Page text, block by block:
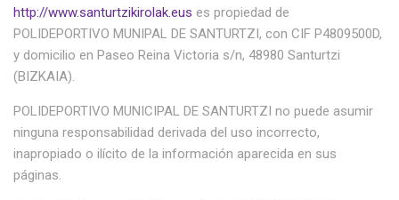
http://www.santurtzikirolak.eus es propiedad de
POLIDEPORTIVO MUNIPAL DE SANTURTZI, con CIF P4809500D,
y domicilio en Paseo Reina Victoria s/n, 48980 Santurtzi
(BIZKAIA).
POLIDEPORTIVO MUNICIPAL DE SANTURTZI no puede asumir
ninguna responsabilidad derivada del uso incorrecto,
inapropiado o ilícito de la información aparecida en sus
páginas.